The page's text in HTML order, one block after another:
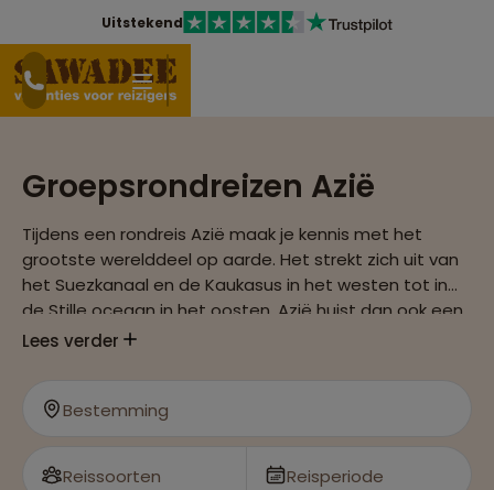
Uitstekend
Groepsrondreizen Azië
Tijdens een rondreis Azië maak je kennis met het
grootste werelddeel op aarde. Het strekt zich uit van
het Suezkanaal en de Kaukasus in het westen tot in
de Stille oceaan in het oosten. Azië huist dan ook een
enorme rijkdom aan culturen en natuur in zich.
Lees verder
Bestemming
Reissoorten Reisperiode